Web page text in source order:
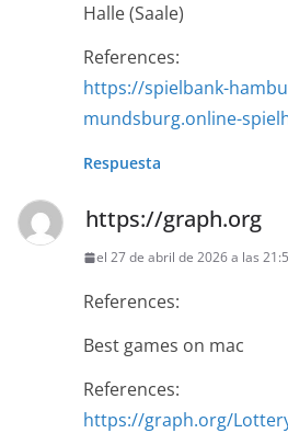
Halle (Saale)
References:
https://spielbank-
mundsburg.online-
Respuesta
https://graph.org
el 27 de abril de 2026 a las
References:
Best games on mac
References:
https://graph.org/